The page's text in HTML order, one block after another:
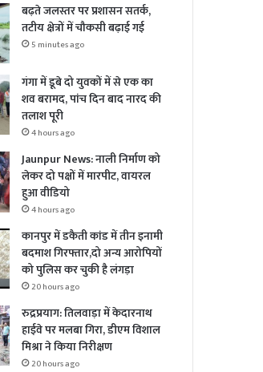
बढ़ते जलस्तर पर प्रशासन सतर्क,
तटीय क्षेत्रों में चौकसी बढ़ाई गई
5 minutes ago
गंगा में डूबे दो युवकों में से एक का
शव बरामद, पांच दिन बाद नारद की
तलाश पूरी
4 hours ago
Jaunpur News: नाली निर्माण को
लेकर दो पक्षों में मारपीट, वायरल
हुआ वीडियो
4 hours ago
कानपुर में डकैती कांड में तीन इनामी
बदमाश गिरफ्तार,दो अन्य आरोपियों
को पुलिस कर चुकी है लंगड़ा
20 hours ago
रुद्रप्रयाग: तिलवाड़ा में केदारनाथ
हाईवे पर मलबा गिरा, डीएम विशाल
मिश्रा ने किया निरीक्षण
20 hours ago